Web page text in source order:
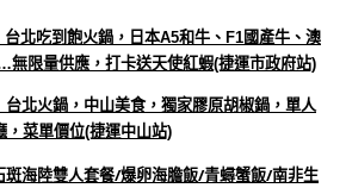
台北吃到飽火鍋，日本A5和牛、F1國產牛、澳
無限量供應，打卡送天使紅蝦(捷運市政府站)
台北火鍋，中山美食，獨家膠原胡椒鍋，單人
，菜單價位(捷運中山站)
斑海陸雙人套餐/爆卵海膽飯/青蟳蟹飯/南非生